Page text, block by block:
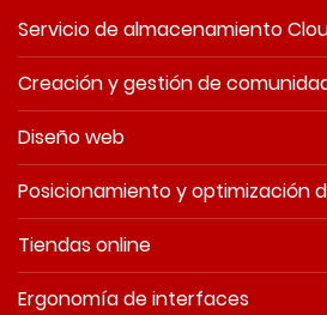
Servicio de almacenamiento
Creación y gestión de
Diseño web
Posicionamiento y optimización
Tiendas online
Ergonomía de interfaces